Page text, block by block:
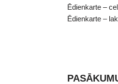
Ēdienkarte –
Ēdienkarte –